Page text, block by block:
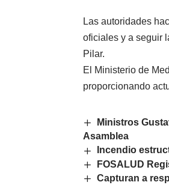
Las autoridades
oficiales y a seguir
Pilar.
El Ministerio de
proporcionando
Ministros
Asamblea
Incendio
FOSALUD
Capturan a